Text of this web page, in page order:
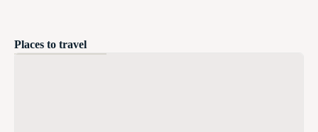
Places to travel